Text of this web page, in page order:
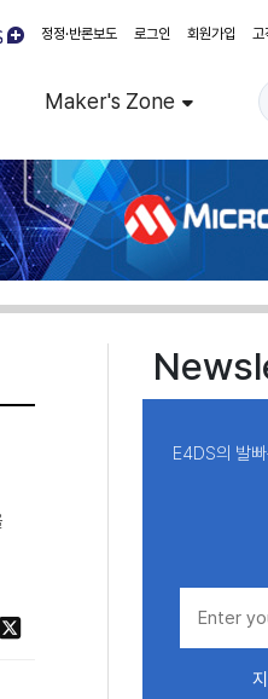
정정·반론보도 로그인 회원가입 고
Maker's Zone
E4DS의 발